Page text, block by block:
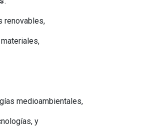
renovables,
medioambientales,
y